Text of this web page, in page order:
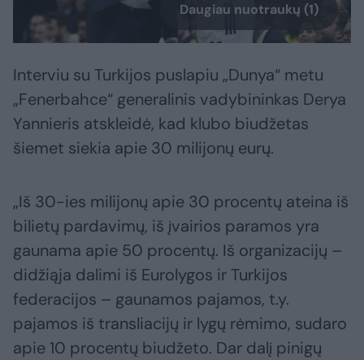
Daugiau nuotraukų (1)
Interviu su Turkijos puslapiu „Dunya“ metu
„Fenerbahce“ generalinis vadybininkas Derya
Yannieris atskleidė, kad klubo biudžetas
šiemet siekia apie 30 milijonų eurų.
„Iš 30-ies milijonų apie 30 procentų ateina iš
bilietų pardavimų, iš įvairios paramos yra
gaunama apie 50 procentų. Iš organizacijų –
didžiąja dalimi iš Eurolygos ir Turkijos
federacijos – gaunamos pajamos, t.y.
pajamos iš transliacijų ir lygų rėmimo, sudaro
apie 10 procentų biudžeto. Dar dalį pinigų